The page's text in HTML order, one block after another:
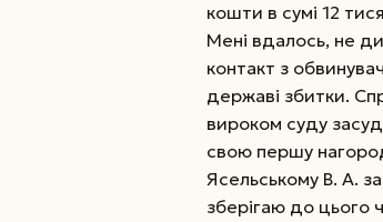
кошти в сумі 12
Мені вдалось, не
контакт з
державі збитки.
вироком суду
свою першу
Ясельському В. А.
зберігаю до цього